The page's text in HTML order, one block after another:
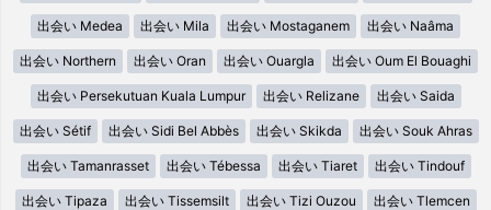
出会い Medea 出会い Mila 出会い Mostaganem 出会い Naâma
出会い Northern 出会い Oran 出会い Ouargla 出会い Oum El Bouaghi
出会い Persekutuan Kuala Lumpur 出会い Relizane 出会い Saida
出会い Sétif 出会い Sidi Bel Abbès 出会い Skikda 出会い Souk Ahras
出会い Tamanrasset 出会い Tébessa 出会い Tiaret 出会い Tindouf
出会い Tipaza 出会い Tissemsilt 出会い Tizi Ouzou 出会い Tlemcen